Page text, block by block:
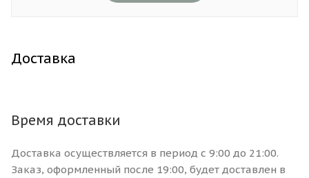
Доставка
Время доставки
Доставка осуществляется в период с 9:00 до 21:00.
Заказ, оформленный после 19:00, будет доставлен в